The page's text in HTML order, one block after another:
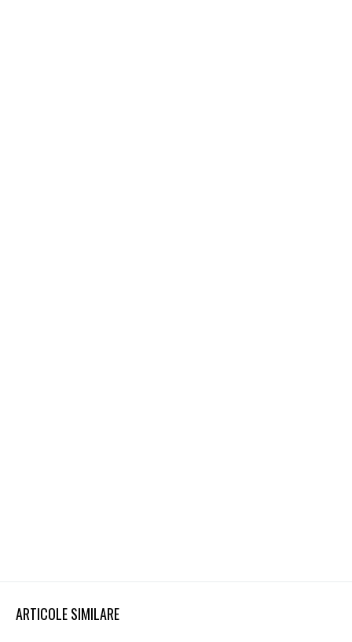
ARTICOLE SIMILARE